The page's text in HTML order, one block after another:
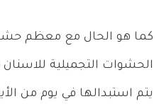
كما هو الحال مع معظم
الحشوات التجميلية
يتم استبدالها في يوم من